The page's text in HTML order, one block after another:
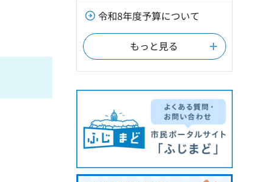
令和8年度予算について
もっと見る